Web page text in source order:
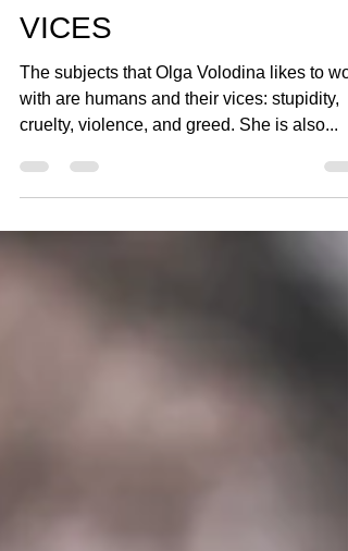
HUMANS AND THEIR
VICES
The subjects that Olga Volodina likes to
with are humans and their vices: stupidity,
cruelty, violence, and greed. She is also...